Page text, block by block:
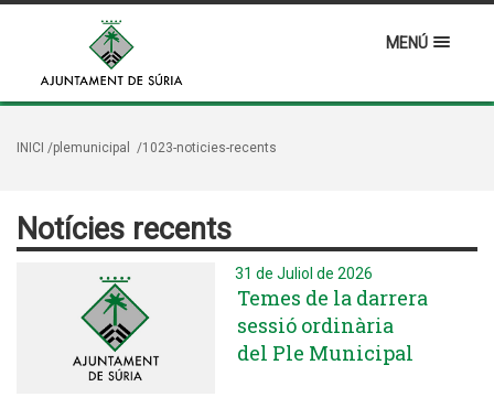
MENÚ
INICI /plemunicipal /1023-noticies-recents
Notícies recents
31 de Juliol de 2026
Temes de la darrera
sessió ordinària
del Ple Municipal